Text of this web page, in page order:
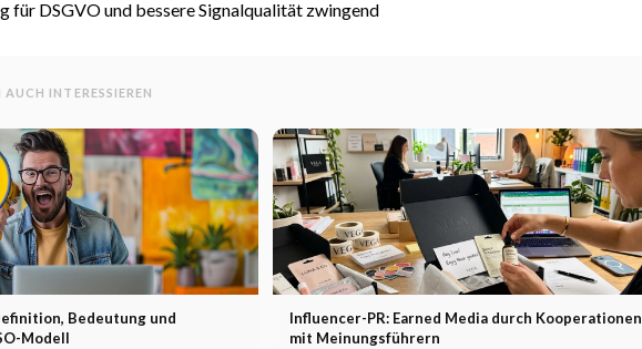
für DSGVO und bessere Signalqualität zwingend
INTERESSIEREN
Bedeutung und
Modell
Influencer-PR: Earned Media durch Kooperationen
mit Meinungsführern